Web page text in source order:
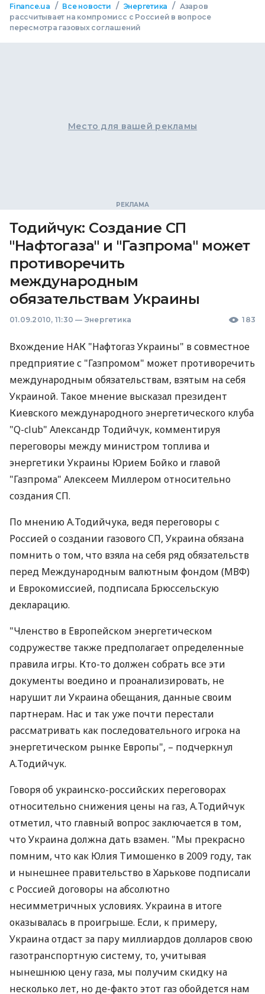
Finance.ua / Все новости / Энергетика / Азаров
рассчитывает на компромисс с Россией в вопросе
пересмотра газовых соглашений
Место для вашей рекламы
Тодийчук: Создание СП
"Нафтогаза" и "Газпрома" может
противоречить
международным
обязательствам Украины
01.09.2010, 11:30 — Энергетика 183
Вхождение НАК "Нафтогаз Украины" в совместное
предприятие с "Газпромом" может противоречить
международным обязательствам, взятым на себя
Украиной. Такое мнение высказал президент
Киевского международного энергетического клуба
"Q-club" Александр Тодийчук, комментируя
переговоры между министром топлива и
энергетики Украины Юрием Бойко и главой
"Газпрома" Алексеем Миллером относительно
создания СП.
По мнению А.Тодийчука, ведя переговоры с
Россией о создании газового СП, Украина обязана
помнить о том, что взяла на себя ряд обязательств
перед Международным валютным фондом (МВФ)
и Еврокомиссией, подписала Брюссельскую
декларацию.
"Членство в Европейском энергетическом
содружестве также предполагает определенные
правила игры. Кто-то должен собрать все эти
документы воедино и проанализировать, не
нарушит ли Украина обещания, данные своим
партнерам. Нас и так уже почти перестали
рассматривать как последовательного игрока на
энергетическом рынке Европы", – подчеркнул
А.Тодийчук.
Говоря об украинско-российских переговорах
относительно снижения цены на газ, А.Тодийчук
отметил, что главный вопрос заключается в том,
что Украина должна дать взамен. "Мы прекрасно
помним, что как Юлия Тимошенко в 2009 году, так
и нынешнее правительство в Харькове подписали
с Россией договоры на абсолютно
несимметричных условиях. Украина в итоге
оказывалась в проигрыше. Если, к примеру,
Украина отдаст за пару миллиардов долларов свою
газотранспортную систему, то, учитывая
нынешнюю цену газа, мы получим скидку на
несколько лет, но де-факто этот газ обойдется нам